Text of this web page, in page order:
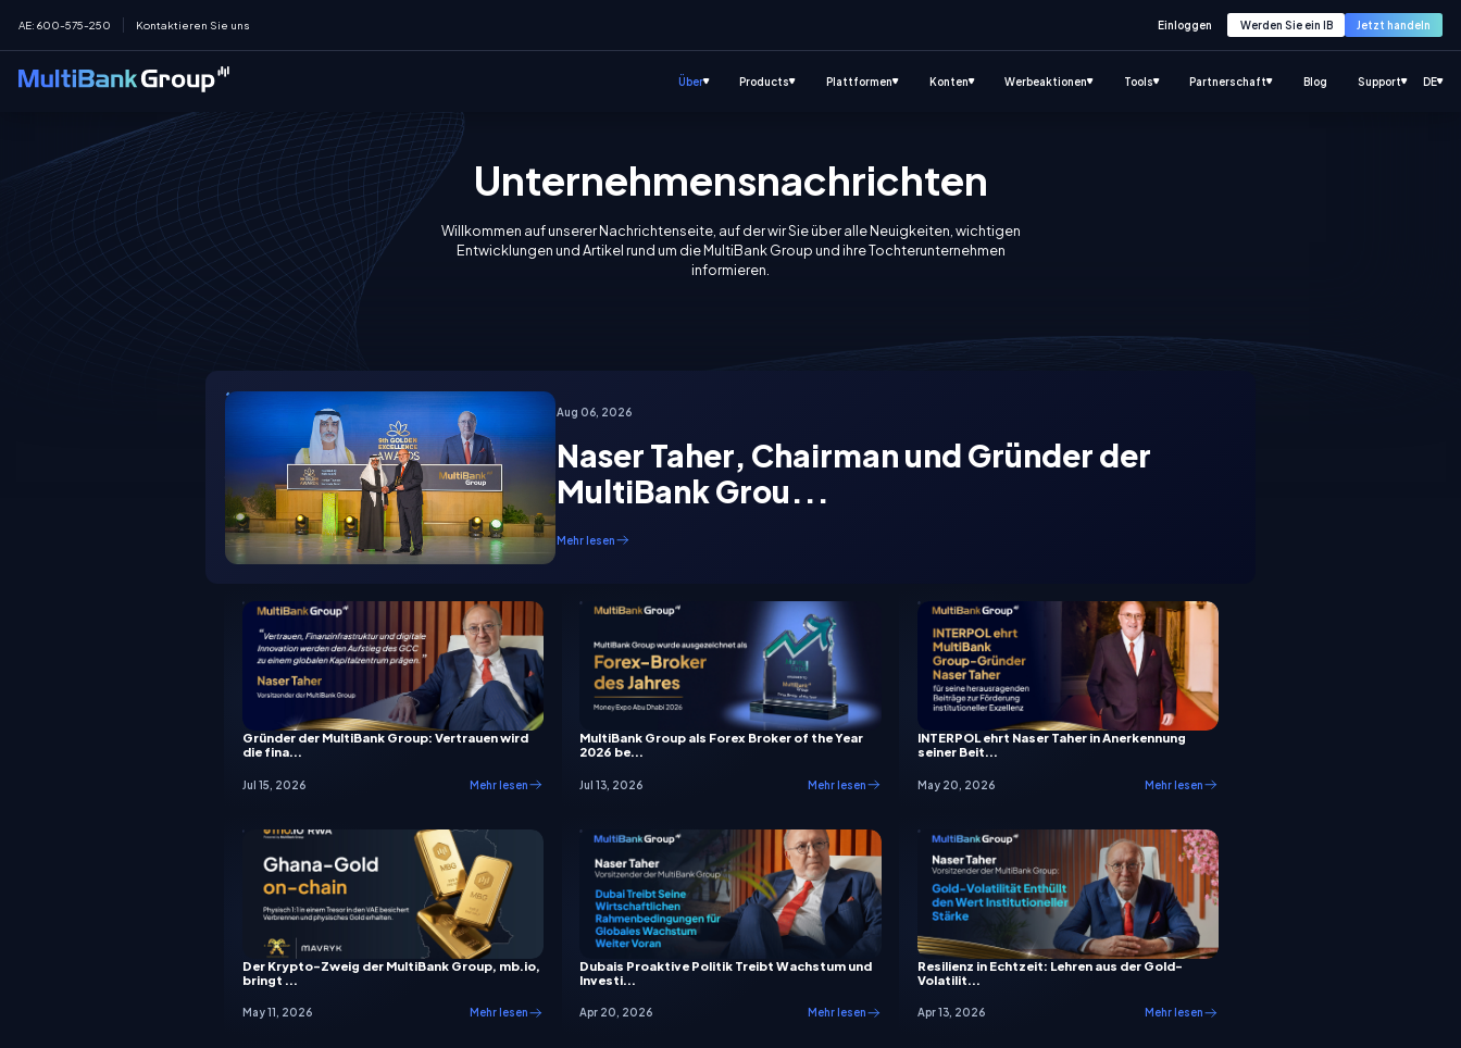
AE: 600-575-250 Kontaktieren Sie uns Einloggen Werden Sie ein IB Jetzt handeln
Über Products Plattformen Konten Werbeaktionen Tools Partnerschaft Blog Support DE
Unternehmensnachrichten
Willkommen auf unserer Nachrichtenseite, auf der wir Sie über alle Neuigkeiten, wichtigen
Entwicklungen und Artikel rund um die MultiBank Group und ihre Tochterunternehmen
informieren.
Aug 06, 2026
Naser Taher, Chairman und Gründer der
MultiBank Grou...
Mehr lesen
Gründer der MultiBank Group: Vertrauen wird
die fina...
Jul 15, 2026 Mehr lesen
MultiBank Group als Forex Broker of the Year
2026 be...
Jul 13, 2026 Mehr lesen
INTERPOL ehrt Naser Taher in Anerkennung
seiner Beit...
May 20, 2026 Mehr lesen
Der Krypto-Zweig der MultiBank Group, mb.io,
bringt ...
May 11, 2026 Mehr lesen
Dubais Proaktive Politik Treibt Wachstum und
Investi...
Apr 20, 2026 Mehr lesen
Resilienz in Echtzeit: Lehren aus der Gold-
Volatilit...
Apr 13, 2026 Mehr lesen